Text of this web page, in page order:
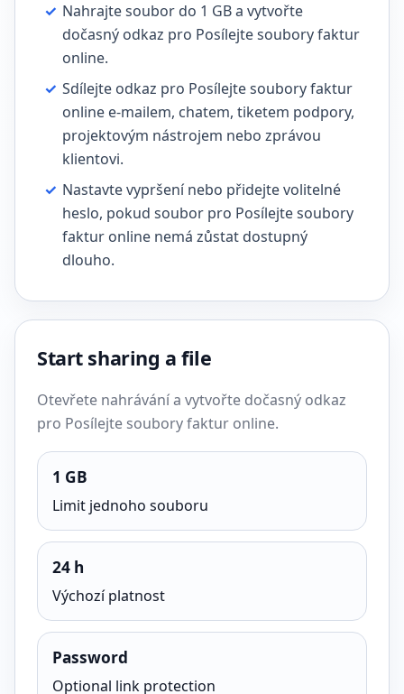
✓ Nahrajte soubor do 1 GB a vytvořte
dočasný odkaz pro Posílejte soubory faktur
online.
✓ Sdílejte odkaz pro Posílejte soubory faktur
online e-mailem, chatem, tiketem podpory,
projektovým nástrojem nebo zprávou
klientovi.
✓ Nastavte vypršení nebo přidejte volitelné
heslo, pokud soubor pro Posílejte soubory
faktur online nemá zůstat dostupný
dlouho.
Start sharing a file
Otevřete nahrávání a vytvořte dočasný odkaz
pro Posílejte soubory faktur online.
1 GB
Limit jednoho souboru
24 h
Výchozí platnost
Password
Optional link protection